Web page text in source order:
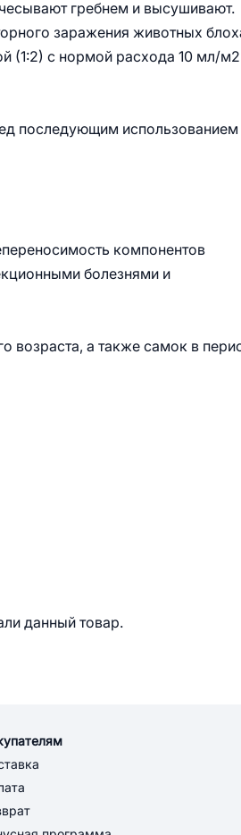
гребнем и высушивают.
заражения животных
(1:2) с нормой расхода 10 мл/м2
последующим использованием
компонентов
болезнями и
возраста, а также самок в
данный товар.